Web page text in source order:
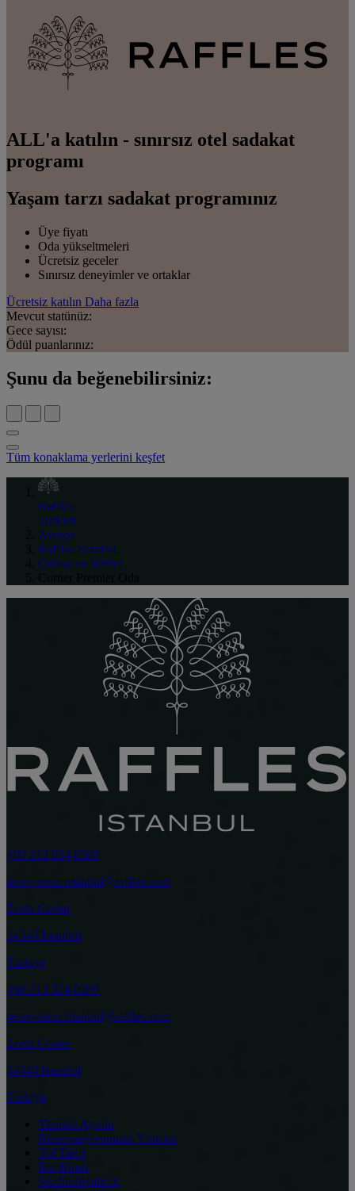
ALL'a katılın - sınırsız otel sadakat
programı
Yaşam tarzı sadakat programınız
Üye fiyatı
Oda yükseltmeleri
Ücretsiz geceler
Sınırsız deneyimler ve ortaklar
Ücretsiz katılın Daha fazla
Mevcut statünüz:
Gece sayısı:
Ödül puanlarınız:
Şunu da beğenebilirsiniz:
Tüm konaklama yerlerini keşfet
Raffles
Turkish
Avrupa
Raffles Istanbul
Odalar ve Süitler
+90 212 924 0200
reservation.istanbul@raffles.com
Zorlu Center
34340 İstanbul
Türkiye
+90 212 924 0200
reservation.istanbul@raffles.com
Zorlu Center
34340 İstanbul
Türkiye
Yerinizi Ayırtın
Rezervasyonunuzu Yönetin
Yol Tarifi
Biz Kimiz
Sürdürülebilirlik